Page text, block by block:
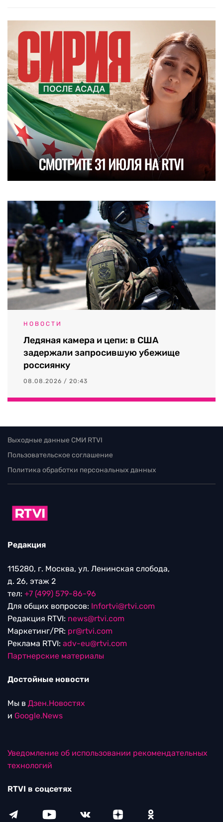
НОВОСТИ
Ледяная камера и цепи: в США
задержали запросившую убежище
россиянку
08.08.2026 / 20:43
Выходные данные СМИ RTVI
Пользовательское соглашение
Политика обработки персональных данных
Редакция
115280, г. Москва, ул. Ленинская слобода,
д. 26, этаж 2
тел: +7 (499) 579-86-96
Для общих вопросов: Infortvi@rtvi.com
Редакция RTVI: news@rtvi.com
Маркетинг/PR: pr@rtvi.com
Реклама RTVI: adv-eu@rtvi.com
Партнерские материалы
Достойные новости
Мы в Дзен.Новостях
и Google.News
Уведомление об использовании рекомендательных
технологий
RTVI в соцсетях